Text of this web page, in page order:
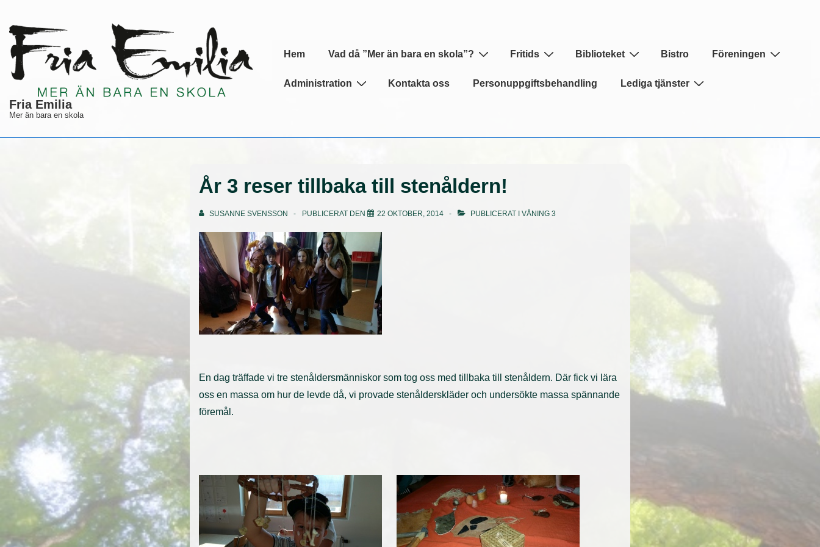
Hoppa
huvudinnehåll
Fria Emilia
Mer än bara en skola
Huvudnavigering
Hem Vad då ”Mer än bara en skola”? Fritids Biblioteket Bistro Föreningen
Administration Kontakta oss Personuppgiftsbehandling Lediga tjänster
År 3 reser tillbaka till stenåldern!
SUSANNE SVENSSON PUBLICERAT DEN 22 OKTOBER, 2014 PUBLICERAT I VÅNING 3
En dag träffade vi tre stenåldersmänniskor som tog oss med tillbaka till stenåldern. Där fick vi lära
oss en massa om hur de levde då, vi provade stenålderskläder och undersökte massa spännande
föremål.